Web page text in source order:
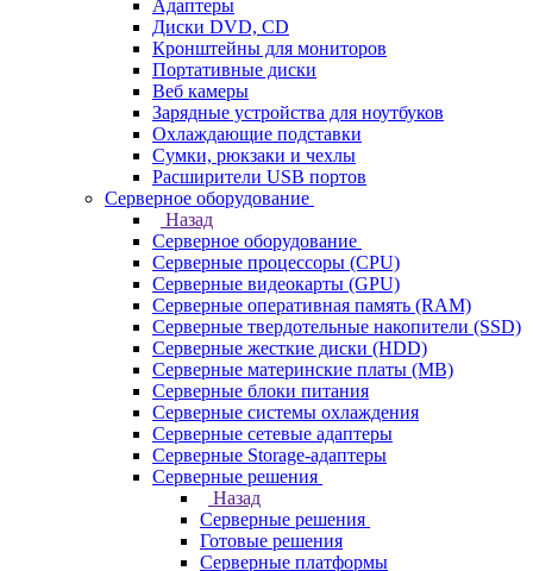
Адаптеры
Диски DVD, CD
Кронштейны для мониторов
Портативные диски
Веб камеры
Зарядные устройства для ноутбуков
Охлаждающие подставки
Сумки, рюкзаки и чехлы
Расширители USB портов
Серверное оборудование
Назад
Серверное оборудование
Серверные процессоры (CPU)
Серверные видеокарты (GPU)
Серверные оперативная память (RAM)
Серверные твердотельные накопители (SSD)
Серверные жесткие диски (HDD)
Серверные материнские платы (MB)
Серверные блоки питания
Серверные системы охлаждения
Серверные сетевые адаптеры
Серверные Storage-адаптеры
Серверные решения
Назад
Серверные решения
Готовые решения
Серверные платформы